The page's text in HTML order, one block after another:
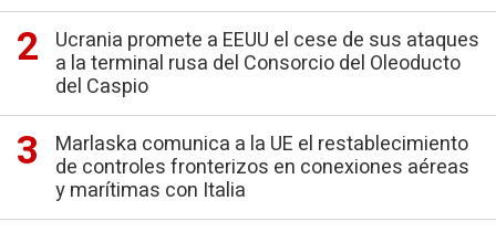
Ucrania promete a EEUU el cese de sus ataques
a la terminal rusa del Consorcio del Oleoducto
del Caspio
Marlaska comunica a la UE el restablecimiento
de controles fronterizos en conexiones aéreas
y marítimas con Italia